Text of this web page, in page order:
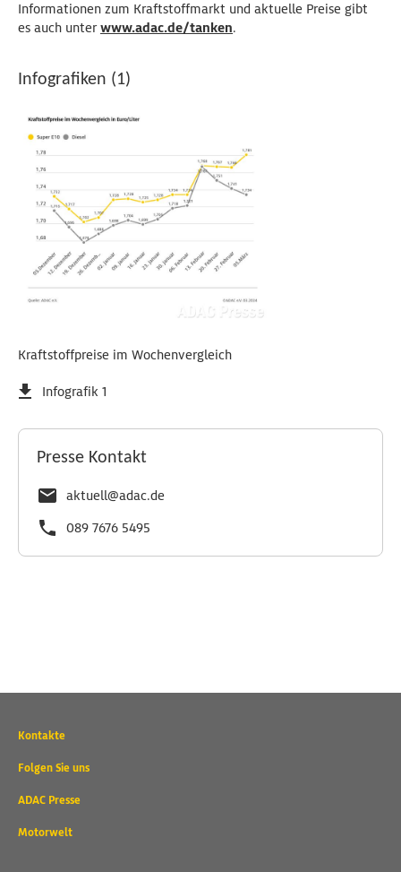
Informationen zum Kraftstoffmarkt und aktuelle Preise gibt
es auch unterwww.adac.de/tanken.
Infografiken (1)
Kraftstoffpreise im Wochenvergleich
Infografik 1
Presse Kontakt
aktuell@adac.de
089 7676 5495
Wichtige
und
Links
Kontakte
Folgen Sie uns
ADAC Presse
Motorwelt